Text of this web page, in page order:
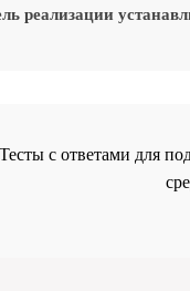
реализации
с ответами для